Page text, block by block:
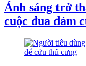
Ánh sáng trở
cuộc đua đám